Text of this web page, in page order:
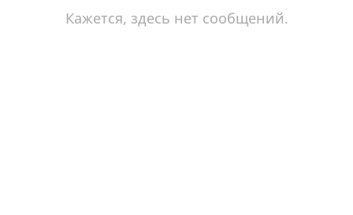
Кажется, здесь нет сообщений.